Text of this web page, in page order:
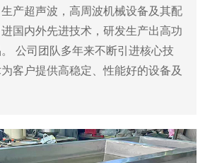
产超声波，高周波机械设备及其配
国内外先进技术，研发生产出高功
公司团队多年来不断引进核心技
客户提供高稳定、性能好的设备及